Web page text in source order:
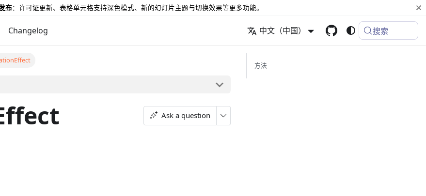
布：许可证更新、表格单元格支持深色模式、新的幻灯片主题与切换效果等更多功能。
Changelog 中文（中国） 搜索
Ask a question
方法